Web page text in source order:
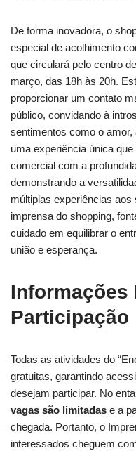
De forma inovadora, o
especial de acolhimento
que circulará pelo centro
março, das 18h às 20h.
proporcionar um contato
público, convidando à
sentimentos como o
uma experiência única
comercial com a
demonstrando a
múltiplas experiências
imprensa do shopping,
cuidado em equilibrar o
união e esperança.
Informações
Participação
Todas as atividades do
gratuitas, garantindo
desejam participar. No
vagas são limitadas e a
chegada. Portanto, o
interessados cheguem